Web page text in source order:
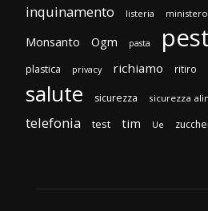
inquinamento listeria
Monsanto Ogm pasta
plastica privacy richiamo ritiro
salute sicurezza sicurezza
telefonia test tim Ue